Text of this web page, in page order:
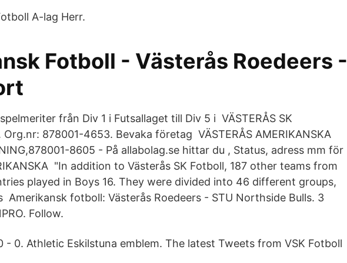
A-lag Herr.
Fotboll - Västerås Roedeers -
från Div 1 i Futsallaget till Div 5 i VÄSTERÅS SK
Org.nr: 878001-4653. Bevaka företag VÄSTERÅS AMERIKANSKA
8605 - På allabolag​.se hittar du , Status, adress mm för
"In addition to Västerås SK Fotboll, 187 other teams from
played in Boys 16. They were divided into 46 different groups,
Amerikansk fotboll: Västerås Roedeers - STU Northside Bulls. 3
Follow.
- 0. Athletic Eskilstuna emblem. The latest Tweets from VSK Fotboll